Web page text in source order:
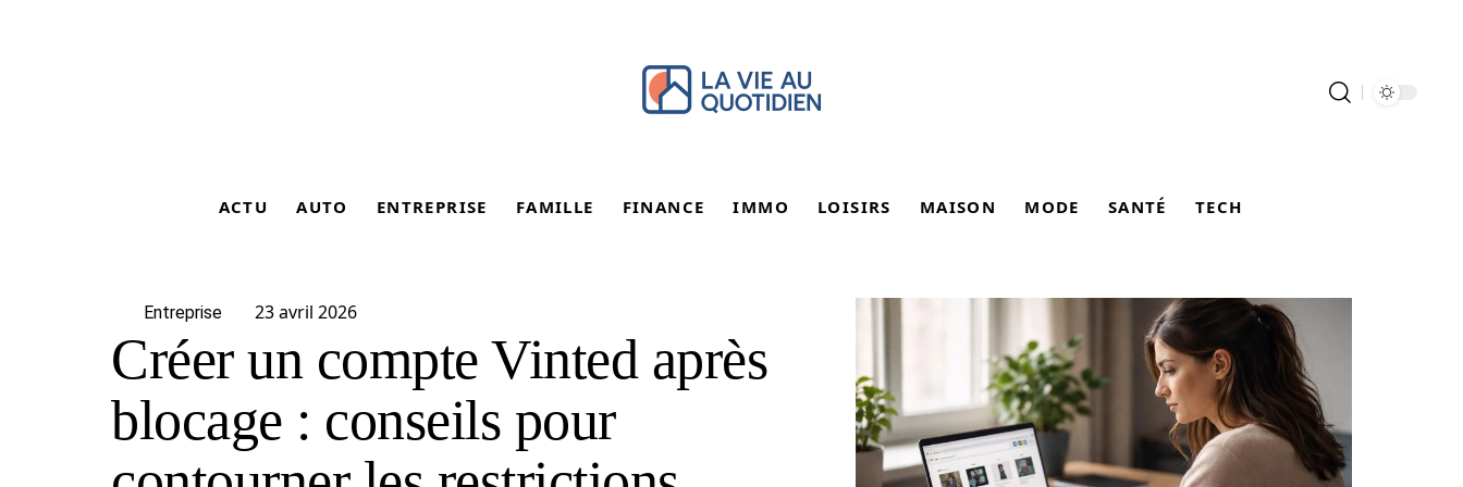
ACTU AUTO ENTREPRISE FAMILLE FINANCE IMMO LOISIRS MAISON MODE SANTÉ TECH
Entreprise 23 avril 2026
Créer un compte Vinted après
blocage : conseils pour